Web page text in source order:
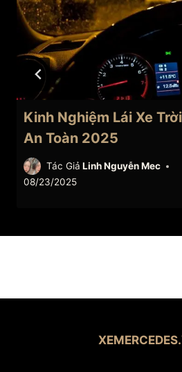
Kinh Nghiệm Lái Xe
An Toàn 2025
Tác Giả Linh Nguyễn Mec
08/23/2025